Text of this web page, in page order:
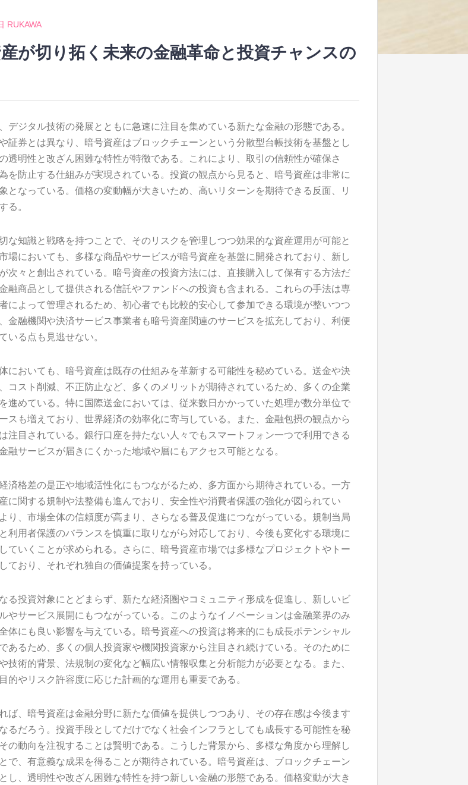
RUKAWA
が切り拓く未来の金融革命と投資チャンスの
デジタル技術の発展とともに急速に注目を集めている新たな金融の形態である。
証券とは異なり、暗号資産はブロックチェーンという分散型台帳技術を基盤とし
透明性と改ざん困難な特性が特徴である。これにより、取引の信頼性が確保さ
を防止する仕組みが実現されている。投資の観点から見ると、暗号資産は非常に
となっている。価格の変動幅が大きいため、高いリターンを期待できる反面、リ
る。
な知識と戦略を持つことで、そのリスクを管理しつつ効果的な資産運用が可能と
場においても、多様な商品やサービスが暗号資産を基盤に開発されており、新し
次々と創出されている。暗号資産の投資方法には、直接購入して保有する方法だ
融商品として提供される信託やファンドへの投資も含まれる。これらの手法は専
によって管理されるため、初心者でも比較的安心して参加できる環境が整いつつ
金融機関や決済サービス事業者も暗号資産関連のサービスを拡充しており、利便
いる点も見逃せない。
においても、暗号資産は既存の仕組みを革新する可能性を秘めている。送金や決
コスト削減、不正防止など、多くのメリットが期待されているため、多くの企業
進めている。特に国際送金においては、従来数日かかっていた処理が数分単位で
スも増えており、世界経済の効率化に寄与している。また、金融包摂の観点から
注目されている。銀行口座を持たない人々でもスマートフォン一つで利用できる
融サービスが届きにくかった地域や層にもアクセス可能となる。
済格差の是正や地域活性化にもつながるため、多方面から期待されている。一方
に関する規制や法整備も進んでおり、安全性や消費者保護の強化が図られてい
り、市場全体の信頼度が高まり、さらなる普及促進につながっている。規制当局
利用者保護のバランスを慎重に取りながら対応しており、今後も変化する環境に
ていくことが求められる。さらに、暗号資産市場では多様なプロジェクトやトー
ており、それぞれ独自の価値提案を持っている。
る投資対象にとどまらず、新たな経済圏やコミュニティ形成を促進し、新しいビ
やサービス展開にもつながっている。このようなイノベーションは金融業界のみ
体にも良い影響を与えている。暗号資産への投資は将来的にも成長ポテンシャル
あるため、多くの個人投資家や機関投資家から注目され続けている。そのために
技術的背景、法規制の変化など幅広い情報収集と分析能力が必要となる。また、
的やリスク許容度に応じた計画的な運用も重要である。
ば、暗号資産は金融分野に新たな価値を提供しつつあり、その存在感は今後ます
るだろう。投資手段としてだけでなく社会インフラとしても成長する可能性を秘
の動向を注視することは賢明である。こうした背景から、多様な角度から理解し
で、有意義な成果を得ることが期待されている。暗号資産は、ブロックチェーン
し、透明性や改ざん困難な特性を持つ新しい金融の形態である。価格変動が大き